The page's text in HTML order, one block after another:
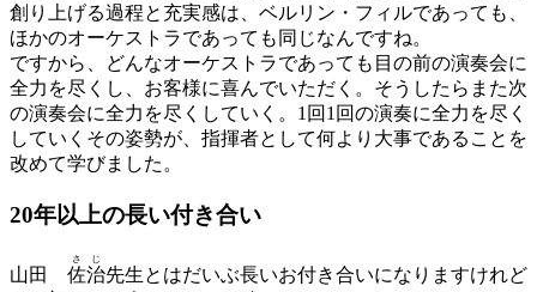
創り上げる過程と充実感は、ベルリン・フィルであっても、
ほかのオーケストラであっても同じなんですね。
ですから、どんなオーケストラであっても目の前の演奏会に
全力を尽くし、お客様に喜んでいただく。そうしたらまた次
の演奏会に全力を尽くしていく。1回1回の演奏に全力を尽く
していくその姿勢が、指揮者として何より大事であることを
改めて学びました。
20年以上の長い付き合い
山田 佐
さ
治
じ
先生とはだいぶ長いお付き合いになりますけれど